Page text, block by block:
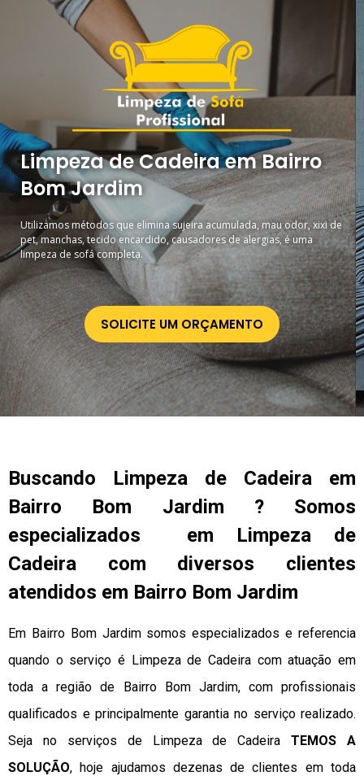
Limpeza de Cadeira em Bairro
Bom Jardim
Utilizamos métodos que elimina sujeira acumulada, mau odor, xixi de
pet, manchas, tecido encardido, causadores de alergias, é uma
limpeza de sofá completa.
SOLICITE UM ORÇAMENTO
Buscando Limpeza de Cadeira em
Bairro Bom Jardim ? Somos
especializados em Limpeza de
Cadeira com diversos clientes
atendidos em Bairro Bom Jardim
Em Bairro Bom Jardim somos especializados e referencia
quando o serviço é Limpeza de Cadeira com atuação em
toda a região de Bairro Bom Jardim, com profissionais
qualificados e principalmente garantia no serviço realizado.
Seja no serviços de Limpeza de CadeiraTEMOS A
SOLUÇÃO, hoje ajudamos dezenas de clientes em toda